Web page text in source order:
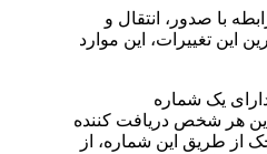
با صدور، انتقال و
این تغییرات، این موارد
یک شماره
هر شخص دریافت کننده
از طریق این شماره، از